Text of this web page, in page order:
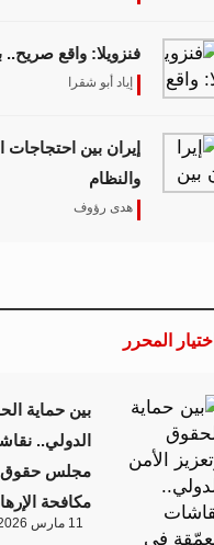
فنزويلا: واقع صريح..
إياد أبو شقرا
إيران بين احتجاجات
والنظام
هدى رؤوف
اختيار المحرر
بين حماية
الدولي..
مجلس حقوق
مكافحة
11 مارس 2026 - 09:30